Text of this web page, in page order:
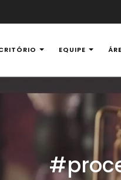
Ambiental
EQUIPE